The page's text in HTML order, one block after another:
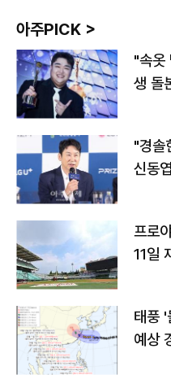
아주PICK >
"속옷
생 돌
"경솔
신동
프로
11일
태풍
예상